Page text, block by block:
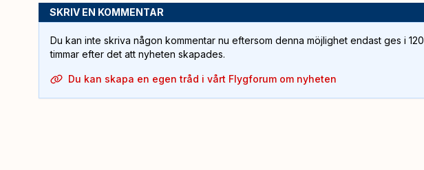
SKRIV EN KOMMENTAR
Du kan inte skriva någon kommentar nu eftersom denna möjlighet endast ges i 120
timmar efter det att nyheten skapades.
Du kan skapa en egen tråd i vårt Flygforum om nyheten